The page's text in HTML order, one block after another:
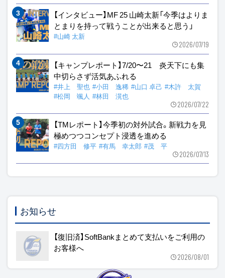
【インタビュー】MF 25 山崎太新「今季はよりま
とまりを持って戦うことが出来ると思う」
#山崎 太新
2026/07/19
【キャンプレポート】7/20〜21 炎天下にも集
中切らさず活気あふれる
#井上 聖也 #小田 逸稀 #山口 卓己 #木許 太賀
#松岡 颯人 #林田 滉也
2026/07/22
【TMレポート】今季初の対外試合。新戦力を見
極めつつコンセプト浸透を進める
#四方田 修平 #有馬 幸太郎 #茂 平
2026/07/13
お知らせ
【復旧済】SoftBankまとめて支払いをご利用の
お客様へ
2026/08/01